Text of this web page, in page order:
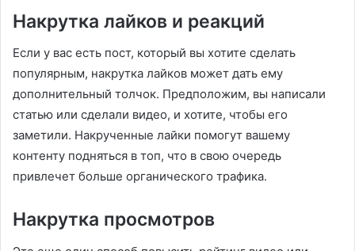
Накрутка лайков и реакций
Если у вас есть пост, который вы хотите сделать
популярным, накрутка лайков может дать ему
дополнительный толчок. Предположим, вы написали
статью или сделали видео, и хотите, чтобы его
заметили. Накрученные лайки помогут вашему
контенту подняться в топ, что в свою очередь
привлечет больше органического трафика.
Накрутка просмотров